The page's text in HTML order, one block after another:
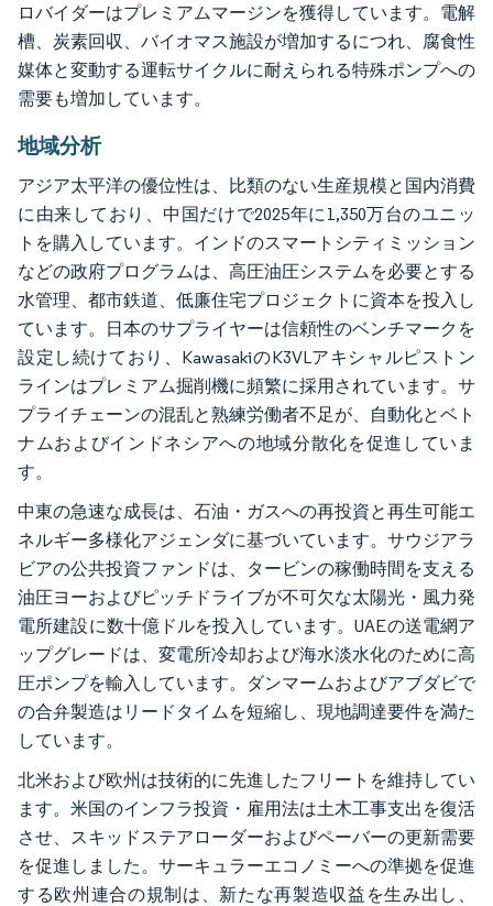
ロバイダーはプレミアムマージンを獲得しています。電解
槽、炭素回収、バイオマス施設が増加するにつれ、腐食性
媒体と変動する運転サイクルに耐えられる特殊ポンプへの
需要も増加しています。
地域分析
アジア太平洋の優位性は、比類のない生産規模と国内消費
に由来しており、中国だけで2025年に1,350万台のユニッ
トを購入しています。インドのスマートシティミッション
などの政府プログラムは、高圧油圧システムを必要とする
水管理、都市鉄道、低廉住宅プロジェクトに資本を投入し
ています。日本のサプライヤーは信頼性のベンチマークを
設定し続けており、KawasakiのK3VLアキシャルピストン
ラインはプレミアム掘削機に頻繁に採用されています。サ
プライチェーンの混乱と熟練労働者不足が、自動化とベト
ナムおよびインドネシアへの地域分散化を促進していま
す。
中東の急速な成長は、石油・ガスへの再投資と再生可能エ
ネルギー多様化アジェンダに基づいています。サウジアラ
ビアの公共投資ファンドは、タービンの稼働時間を支える
油圧ヨーおよびピッチドライブが不可欠な太陽光・風力発
電所建設に数十億ドルを投入しています。UAEの送電網ア
ップグレードは、変電所冷却および海水淡水化のために高
圧ポンプを輸入しています。ダンマームおよびアブダビで
の合弁製造はリードタイムを短縮し、現地調達要件を満た
しています。
北米および欧州は技術的に先進したフリートを維持してい
ます。米国のインフラ投資・雇用法は土木工事支出を復活
させ、スキッドステアローダーおよびペーバーの更新需要
を促進しました。サーキュラーエコノミーへの準拠を促進
する欧州連合の規制は、新たな再製造収益を生み出し、